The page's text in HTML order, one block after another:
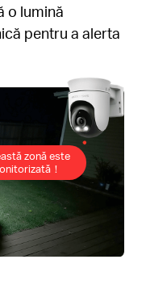
o lumină
pentru a alerta
zonă este
！